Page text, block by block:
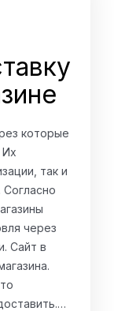
которые
Их
так и
через
Сайт в